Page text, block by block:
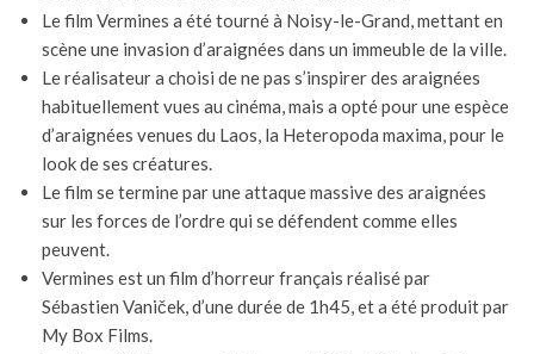
Le film Vermines a été tourné à Noisy-le-Grand, mettant en
scène une invasion d’araignées dans un immeuble de la ville.
Le réalisateur a choisi de ne pas s’inspirer des araignées
habituellement vues au cinéma, mais a opté pour une espèce
d’araignées venues du Laos, la Heteropoda maxima, pour le
look de ses créatures.
Le film se termine par une attaque massive des araignées
sur les forces de l’ordre qui se défendent comme elles
peuvent.
Vermines est un film d’horreur français réalisé par
Sébastien Vaniček, d’une durée de 1h45, et a été produit par
My Box Films.